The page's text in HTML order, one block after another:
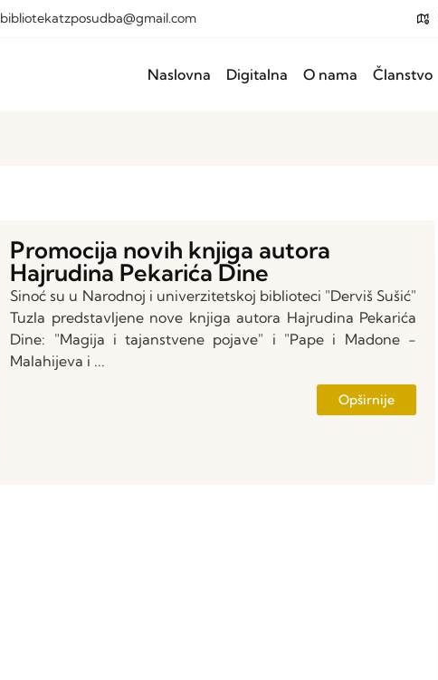
bibliotekatzposudba@gmail.com
Naslovna Digitalna O nama Članstvo
Promocija novih knjiga autora
Hajrudina Pekarića Dine
Sinoć su u Narodnoj i univerzitetskoj biblioteci "Derviš Sušić"
Tuzla predstavljene nove knjiga autora Hajrudina Pekarića
Dine: "Magija i tajanstvene pojave" i "Pape i Madone -
Malahijeva i ...
Opširnije